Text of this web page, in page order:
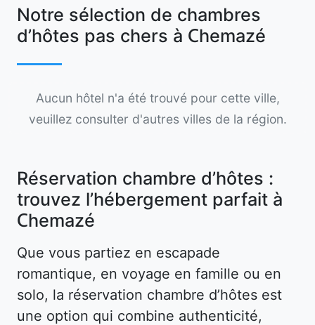
Notre sélection de chambres
d’hôtes pas chers à Chemazé
Aucun hôtel n'a été trouvé pour cette ville,
veuillez consulter d'autres villes de la région.
Réservation chambre d’hôtes :
trouvez l’hébergement parfait à
Chemazé
Que vous partiez en escapade
romantique, en voyage en famille ou en
solo, la réservation chambre d’hôtes est
une option qui combine authenticité,